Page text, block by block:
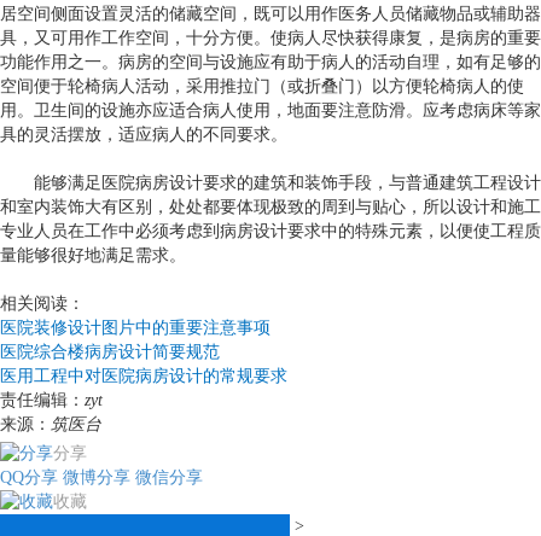
居空间侧面设置灵活的储藏空间，既可以用作医务人员储藏物品或辅助器
具，又可用作工作空间，十分方便。使病人尽快获得康复，是病房的重要
功能作用之一。病房的空间与设施应有助于病人的活动自理，如有足够的
空间便于轮椅病人活动，采用推拉门（或折叠门）以方便轮椅病人的使
用。卫生间的设施亦应适合病人使用，地面要注意防滑。应考虑病床等家
具的灵活摆放，适应病人的不同要求。
能够满足医院病房设计要求的建筑和装饰手段，与普通建筑工程设计
和室内装饰大有区别，处处都要体现极致的周到与贴心，所以设计和施工
专业人员在工作中必须考虑到病房设计要求中的特殊元素，以便使工程质
量能够很好地满足需求。
相关阅读：
医院装修设计图片中的重要注意事项
医院综合楼病房设计简要规范
医用工程中对医院病房设计的常规要求
责任编辑： zyt
来源： 筑医台
分享
QQ分享 微博分享 微信分享
收藏
>